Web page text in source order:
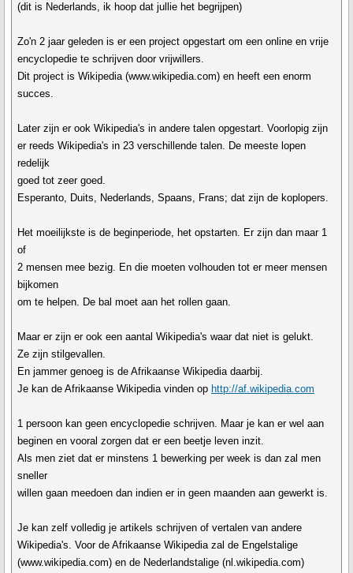
(dit is Nederlands, ik hoop dat jullie het begrijpen)
Zo'n 2 jaar geleden is er een project opgestart om een online en vrije
encyclopedie te schrijven door vrijwillers.
Dit project is Wikipedia (www.wikipedia.com) en heeft een enorm
succes.
Later zijn er ook Wikipedia's in andere talen opgestart. Voorlopig zijn
er reeds Wikipedia's in 23 verschillende talen. De meeste lopen
redelijk
goed tot zeer goed.
Esperanto, Duits, Nederlands, Spaans, Frans; dat zijn de koplopers.
Het moeilijkste is de beginperiode, het opstarten. Er zijn dan maar 1
of
2 mensen mee bezig. En die moeten volhouden tot er meer mensen
bijkomen
om te helpen. De bal moet aan het rollen gaan.
Maar er zijn er ook een aantal Wikipedia's waar dat niet is gelukt.
Ze zijn stilgevallen.
En jammer genoeg is de Afrikaanse Wikipedia daarbij.
Je kan de Afrikaanse Wikipedia vinden op http://af.wikipedia.com
1 persoon kan geen encyclopedie schrijven. Maar je kan er wel aan
beginen en vooral zorgen dat er een beetje leven inzit.
Als men ziet dat er minstens 1 bewerking per week is dan zal men
sneller
willen gaan meedoen dan indien er in geen maanden aan gewerkt is.
Je kan zelf volledig je artikels schrijven of vertalen van andere
Wikipedia's. Voor de Afrikaanse Wikipedia zal de Engelstalige
(www.wikipedia.com) en de Nederlandstalige (nl.wikipedia.com)